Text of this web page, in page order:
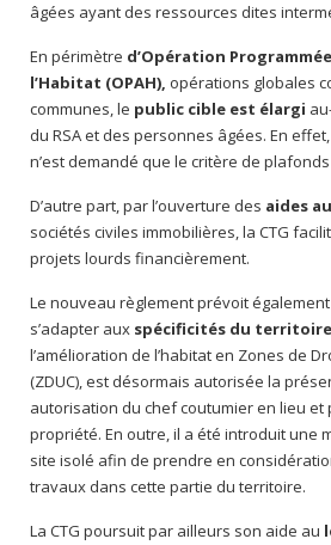
âgées ayant des ressources dites
En périmètre d’Opération
l’Habitat (OPAH), opérations globales
communes, le public cible est élargi
du RSA et des personnes âgées. En
n’est demandé que le critère de
D’autre part, par l’ouverture des aides
sociétés civiles immobilières, la CTG
projets lourds financièrement.
Le nouveau règlement prévoit
s’adapter aux spécificités du
l’amélioration de l’habitat en Zones de
(ZDUC), est désormais autorisée la
autorisation du chef coutumier en lieu et
propriété. En outre, il a été introduit une
site isolé afin de prendre en
travaux dans cette partie du territoire.
La CTG poursuit par ailleurs son aide au